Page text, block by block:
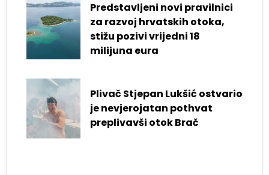
Predstavljeni novi pravilnici
za razvoj hrvatskih otoka,
stižu pozivi vrijedni 18
milijuna eura
Plivač Stjepan Lukšić ostvario
je nevjerojatan pothvat
preplivavši otok Brač